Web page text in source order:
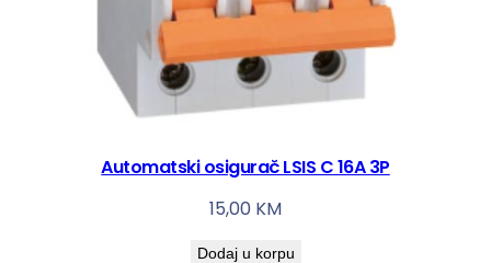
Automatski osigurač LSIS C 16A 3P
15,00 KM
Dodaj u korpu